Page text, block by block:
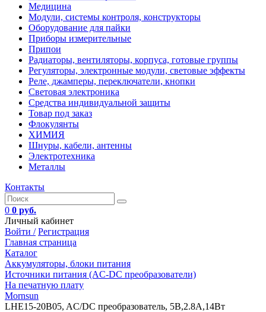
Медицина
Модули, системы контроля, конструкторы
Оборудование для пайки
Приборы измерительные
Припои
Радиаторы, вентиляторы, корпуса, готовые группы
Регуляторы, электронные модули, световые эффекты
Реле, джамперы, переключатели, кнопки
Световая электроника
Средства индивидуальной защиты
Товар под заказ
Флокулянты
ХИМИЯ
Шнуры, кабели, антенны
Электротехника
Металлы
Контакты
0 0 руб.
Личный кабинет
Войти / Регистрация
Главная страница
Каталог
Аккумуляторы, блоки питания
Источники питания (AC-DC преобразователи)
На печатную плату
Mornsun
LHE15-20B05, AC/DC преобразователь, 5В,2.8А,14Вт